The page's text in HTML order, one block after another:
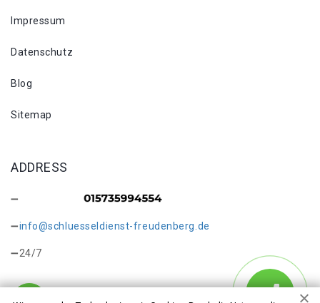
Impressum
Datenschutz
Blog
Sitemap
ADDRESS
info@schluesseldienst-freudenberg.de
24/7